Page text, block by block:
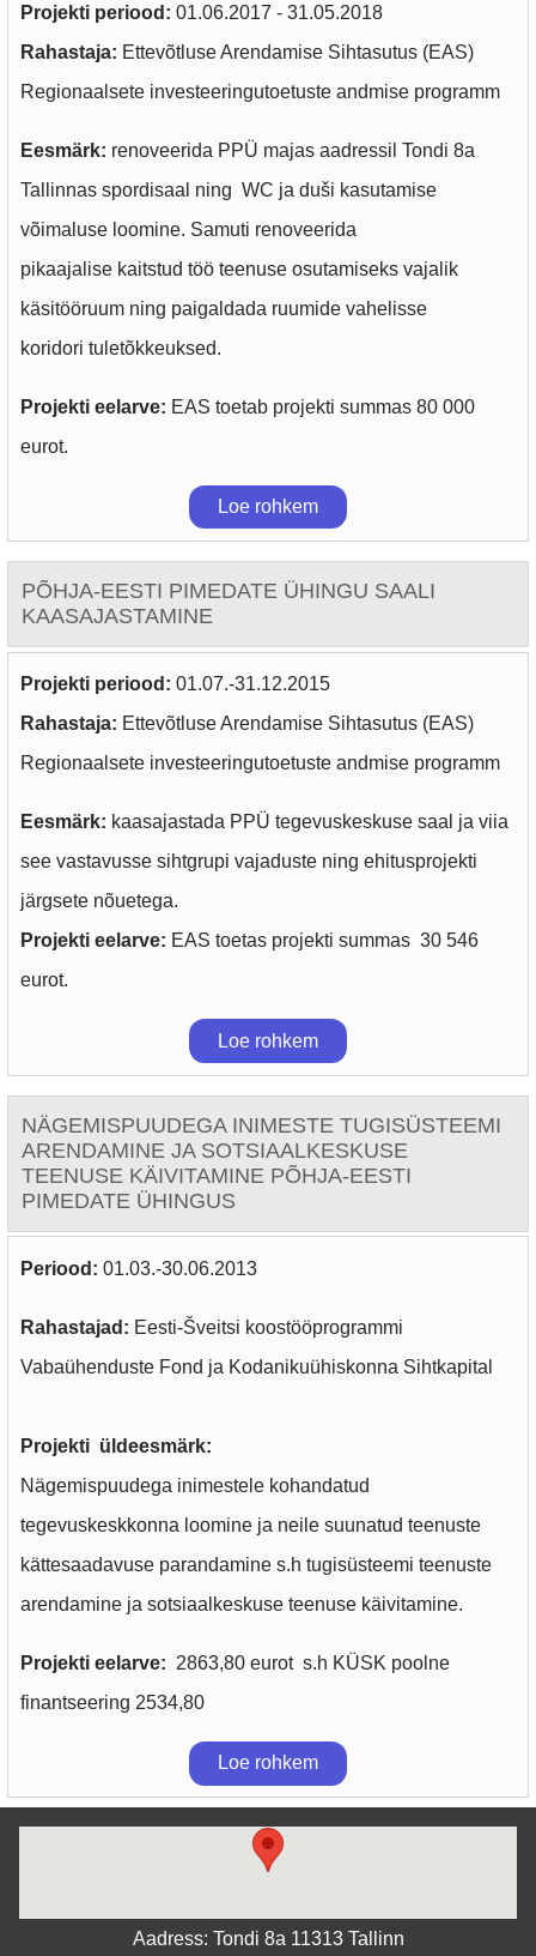
Projekti periood: 01.06.2017 - 31.05.2018
Rahastaja: Ettevõtluse Arendamise Sihtasutus (EAS)
Regionaalsete investeeringutoetuste andmise programm
Eesmärk: renoveerida PPÜ majas aadressil Tondi 8a
Tallinnas spordisaal ning WC ja duši kasutamise
võimaluse loomine. Samuti renoveerida
pikaajalise kaitstud töö teenuse osutamiseks vajalik
käsitööruum ning paigaldada ruumide vahelisse
koridori tuletõkkeuksed.
Projekti eelarve: EAS toetab projekti summas 80 000
eurot.
Loe rohkem
PÕHJA-EESTI PIMEDATE ÜHINGU SAALI
KAASAJASTAMINE
Projekti periood: 01.07.-31.12.2015
Rahastaja: Ettevõtluse Arendamise Sihtasutus (EAS)
Regionaalsete investeeringutoetuste andmise programm
Eesmärk: kaasajastada PPÜ tegevuskeskuse saal ja viia
see vastavusse sihtgrupi vajaduste ning ehitusprojekti
järgsete nõuetega.
Projekti eelarve: EAS toetas projekti summas 30 546
eurot.
Loe rohkem
NÄGEMISPUUDEGA INIMESTE TUGISÜSTEEMI
ARENDAMINE JA SOTSIAALKESKUSE
TEENUSE KÄIVITAMINE PÕHJA-EESTI
PIMEDATE ÜHINGUS
Periood: 01.03.-30.06.2013
Rahastajad: Eesti-Šveitsi koostööprogrammi
Vabaühenduste Fond ja Kodanikuühiskonna Sihtkapital
Projekti üldeesmärk:
Nägemispuudega inimestele kohandatud
tegevuskeskkonna loomine ja neile suunatud teenuste
kättesaadavuse parandamine s.h tugisüsteemi teenuste
arendamine ja sotsiaalkeskuse teenuse käivitamine.
Projekti eelarve: 2863,80 eurot s.h KÜSK poolne
finantseering 2534,80
Loe rohkem
Aadress: Tondi 8a 11313 Tallinn